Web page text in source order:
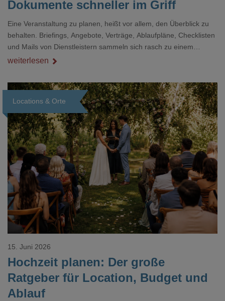
Dokumente schneller im Griff
Eine Veranstaltung zu planen, heißt vor allem, den Überblick zu
behalten. Briefings, Angebote, Verträge, Ablaufpläne, Checklisten
und Mails von Dienstleistern sammeln sich rasch zu einem
unübersichtlichen Stapel. Wer schon einmal kurz vor einem Event
Dokument gesucht hat, kennt das mulmige Gefühl.
weiterlesen
Locations & Orte
Loading...
Hochzeit planen: Der große
Ratgeber für Location, Budget und
Ablauf
15. Juni 2026